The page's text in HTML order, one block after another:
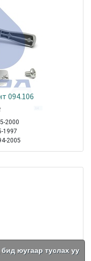
094.106
2000
1997
2005
2005
юугаар туслах уу